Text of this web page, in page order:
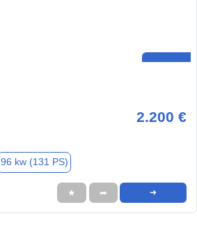
2.200 €
96 kw (131 PS)
★ ➦ ➜